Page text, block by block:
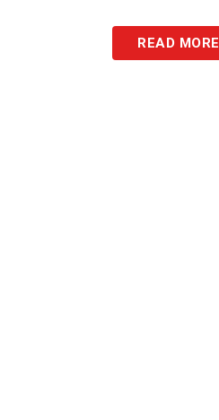
TOP NEWS
READ MORE